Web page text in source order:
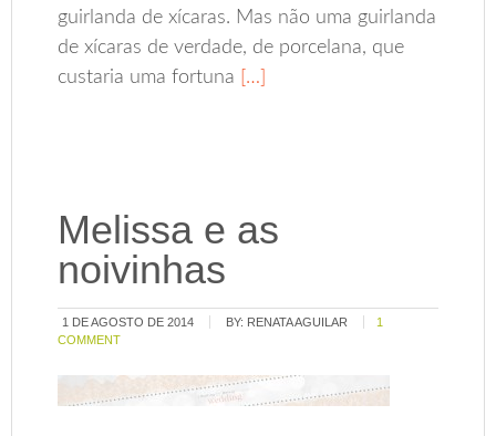
guirlanda de xícaras. Mas não uma guirlanda
de xícaras de verdade, de porcelana, que
custaria uma fortuna […]
Melissa e as
noivinhas
1 DE AGOSTO DE 2014 BY: RENATA AGUILAR
1
COMMENT